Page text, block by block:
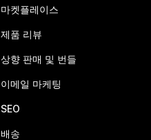
마켓플레이스
제품 리뷰
상향 판매 및 번들
이메일 마케팅
SEO
배송